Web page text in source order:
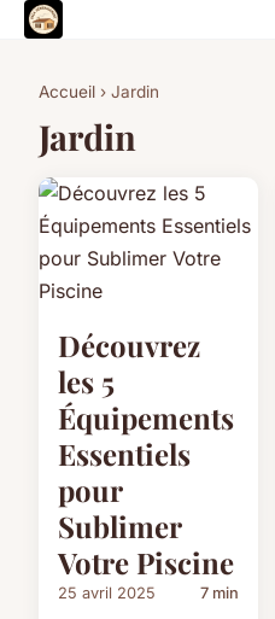
Accueil › Jardin
Jardin
Découvrez
les 5
Équipements
Essentiels
pour
Sublimer
Votre Piscine
25 avril 2025 7 min